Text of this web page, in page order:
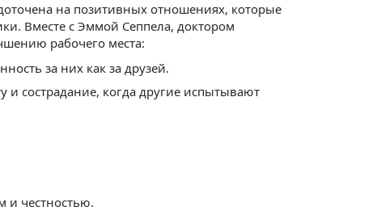
на позитивных отношениях, которые
Вместе с Эммой Сеппела, доктором
рабочего места:
за них как за друзей.
и сострадание, когда другие испытывают
и честностью.